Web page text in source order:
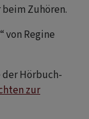
Zuhören.
von Regine
Hörbuch-
zur